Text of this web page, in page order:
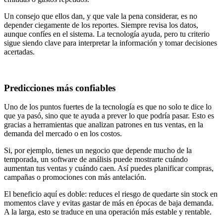
Un consejo que ellos dan, y que vale la pena considerar, es no
depender ciegamente de los reportes. Siempre revisa los datos,
aunque confíes en el sistema. La tecnología ayuda, pero tu criterio
sigue siendo clave para interpretar la información y tomar decisiones
acertadas.
Predicciones más confiables
Uno de los puntos fuertes de la tecnología es que no solo te dice lo
que ya pasó, sino que te ayuda a prever lo que podría pasar. Esto es
gracias a herramientas que analizan patrones en tus ventas, en la
demanda del mercado o en los costos.
Si, por ejemplo, tienes un negocio que depende mucho de la
temporada, un software de análisis puede mostrarte cuándo
aumentan tus ventas y cuándo caen. Así puedes planificar compras,
campañas o promociones con más antelación.
El beneficio aquí es doble: reduces el riesgo de quedarte sin stock en
momentos clave y evitas gastar de más en épocas de baja demanda.
A la larga, esto se traduce en una operación más estable y rentable.